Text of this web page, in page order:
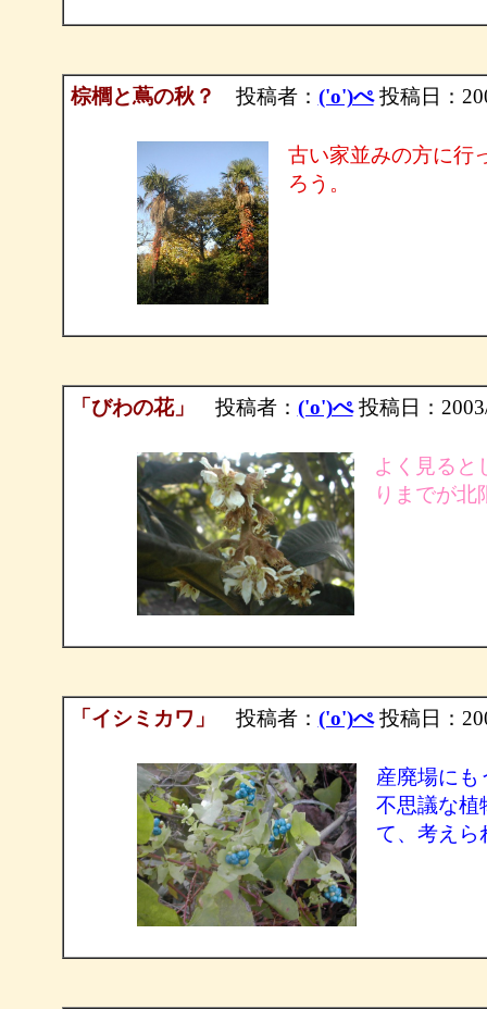
棕櫚と蔦の秋？ 投稿者： ('o')ぺ投稿日：
古い家並みの方に行
ろう。
「びわの花」 投稿者： ('o')ぺ投稿日：
よく見ると
りまでが北
「イシミカワ」 投稿者： ('o')ぺ投稿日：
産廃場にも
不思議な植
て、考えら